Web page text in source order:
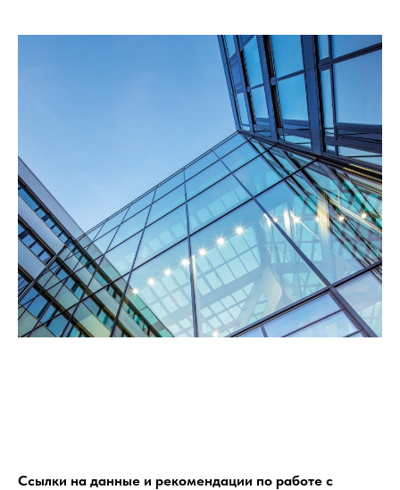
Ссылки на данные и рекомендации по работе с